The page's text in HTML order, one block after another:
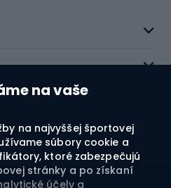
na vaše
na najvyššej športovej
súbory cookie a
ktoré zabezpečujú
stránky a po získaní
účely a
recenzie